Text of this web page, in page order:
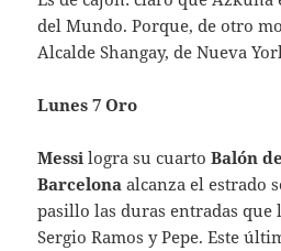
del Mundo. Porque, de otro
Alcalde Shangay, de Nueva
Lunes 7 Oro
Messilogra su cuarto Balón
Barcelonaalcanza el estrado
pasillo las duras entradas
Sergio Ramos y Pepe. Este